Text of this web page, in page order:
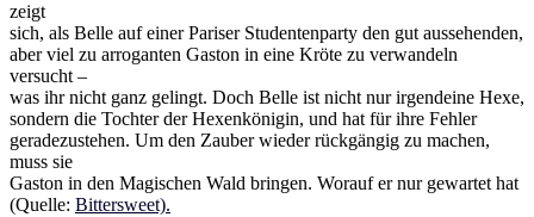
zeigt
sich, als Belle auf einer Pariser Studentenparty den gut aussehenden,
aber viel zu arroganten Gaston in eine Kröte zu verwandeln
versucht –
was ihr nicht ganz gelingt. Doch Belle ist nicht nur irgendeine Hexe,
sondern die Tochter der Hexenkönigin, und hat für ihre Fehler
geradezustehen. Um den Zauber wieder rückgängig zu machen,
muss sie
Gaston in den Magischen Wald bringen. Worauf er nur gewartet hat
(Quelle: Bittersweet).